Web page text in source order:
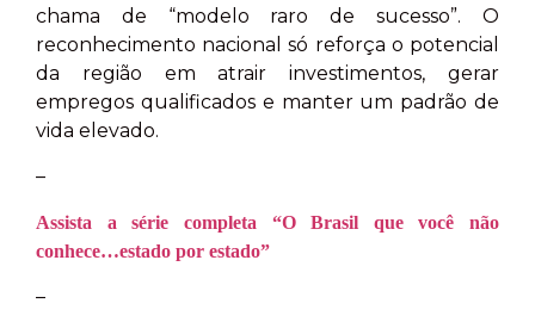
chama de “modelo raro de sucesso”. O
reconhecimento nacional só reforça o potencial
da região em atrair investimentos, gerar
empregos qualificados e manter um padrão de
vida elevado.
–
Assista a série completa “O Brasil que você não
conhece…estado por estado”
–